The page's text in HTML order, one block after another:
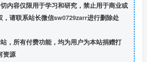
内容仅限用于学习和研究，禁止用于商业或
，请联系站长微信sw0729zarr进行删除处
，所有付费功能，均为用户为本站捐赠打
资源